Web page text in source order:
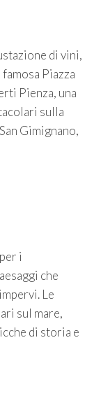
di vini,
Piazza
Pienza, una
sulla
Gimignano,
i
che
Le
sul mare,
di storia e